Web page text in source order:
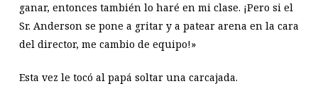
ganar, entonces también lo haré en mi clase. ¡Pero si el
Sr. Anderson se pone a gritar y a patear arena en la cara
del director, me cambio de equipo!»
Esta vez le tocó al papá soltar una carcajada.